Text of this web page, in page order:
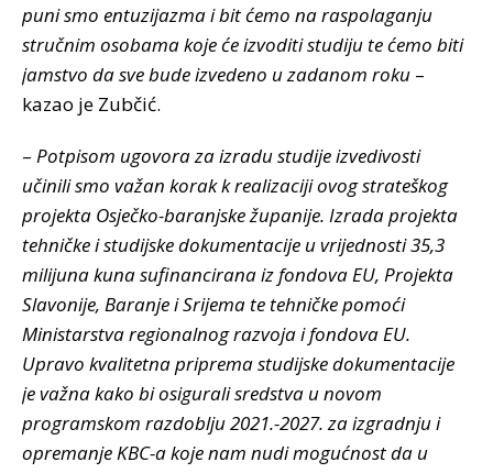
puni smo entuzijazma i bit ćemo na raspolaganju
stručnim osobama koje će izvoditi studiju te ćemo biti
jamstvo da sve bude izvedeno u zadanom roku –
kazao je Zubčić.
– Potpisom ugovora za izradu studije izvedivosti
učinili smo važan korak k realizaciji ovog strateškog
projekta Osječko-baranjske županije. Izrada projekta
tehničke i studijske dokumentacije u vrijednosti 35,3
milijuna kuna sufinancirana iz fondova EU, Projekta
Slavonije, Baranje i Srijema te tehničke pomoći
Ministarstva regionalnog razvoja i fondova EU.
Upravo kvalitetna priprema studijske dokumentacije
je važna kako bi osigurali sredstva u novom
programskom razdoblju 2021.-2027. za izgradnju i
opremanje KBC-a koje nam nudi mogućnost da u